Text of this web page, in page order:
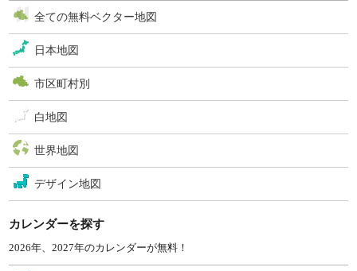
全ての無料ベクター地図
日本地図
市区町村別
白地図
世界地図
デザイン地図
カレンダーを探す
2026年、2027年のカレンダーが無料！